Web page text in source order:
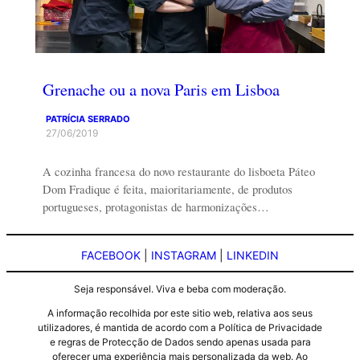
Grenache ou a nova Paris em Lisboa
PATRÍCIA SERRADO
27/06/2019
A cozinha francesa do novo restaurante do lisboeta Páteo
Dom Fradique é feita, maioritariamente, de produtos
portugueses, protagonistas de harmonizações…
FACEBOOK INSTAGRAM LINKEDIN
Seja responsável. Viva e beba com moderação.
A informação recolhida por este sitio web, relativa aos seus
utilizadores, é mantida de acordo com a Política de Privacidade
e regras de Protecção de Dados sendo apenas usada para
oferecer uma experiência mais personalizada da web. Ao